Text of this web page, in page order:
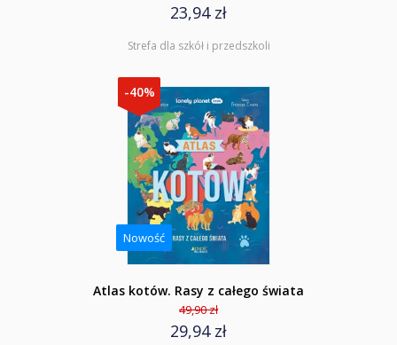
23,94 zł
Strefa dla szkół i przedszkoli
-40%
Nowość
Atlas kotów. Rasy z całego świata
49,90 zł
29,94 zł